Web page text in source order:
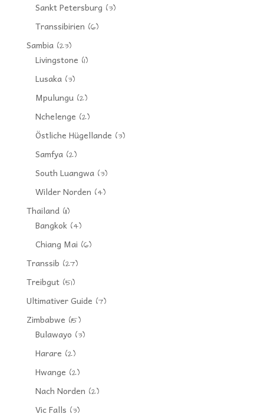
Sankt Petersburg (3)
Transsibirien (6)
Sambia(23)
Livingstone (1)
Lusaka(3)
Mpulungu(2)
Nchelenge (2)
Östliche Hügellande (3)
Samfya(2)
South Luangwa(3)
Wilder Norden (4)
Thailand(11)
Bangkok(4)
Chiang Mai (6)
Transsib (27)
Treibgut(51)
Ultimativer Guide (7)
Zimbabwe (15)
Bulawayo (3)
Harare (2)
Hwange (2)
Nach Norden (2)
Vic Falls (3)